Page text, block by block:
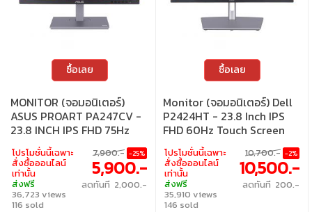
ซื้อเลย
MONITOR (จอมอนิเตอร์)
ASUS PROART PA247CV -
23.8 INCH IPS FHD 75Hz
USB-C
โปรโมชั่นนี้เฉพาะ
สั่งซื้อออนไลน์
เท่านั้น
ส่งฟรี
36,723 views
116 sold
7,900.- -25%
5,900.-
ลดทันที 2,000.-
ซื้อเลย
Monitor (จอมอนิเตอร์) Dell
P2424HT - 23.8 Inch IPS
FHD 60Hz Touch Screen
โปรโมชั่นนี้เฉพาะ
สั่งซื้อออนไลน์
เท่านั้น
ส่งฟรี
35,910 views
146 sold
10,700.- -2%
10,500.-
ลดทันที 200.-